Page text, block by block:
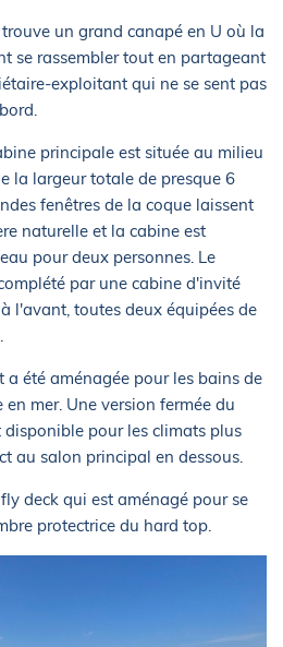
un grand canapé en U où la
se rassembler tout en partageant
exploitant qui ne se sent pas
principale est située au milieu
la largeur totale de presque 6
fenêtres de la coque laissent
naturelle et la cabine est
pour deux personnes. Le
par une cabine d'invité
l'avant, toutes deux équipées de
été aménagée pour les bains de
mer. Une version fermée du
pour les climats plus
au salon principal en dessous.
deck qui est aménagé pour se
protectrice du hard top.